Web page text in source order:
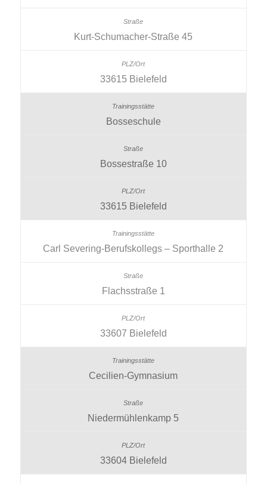
Kurt-Schumacher-Straße 45
33615 Bielefeld
Bosseschule
Bossestraße 10
33615 Bielefeld
Carl Severing-Berufskollegs – Sporthalle 2
Flachsstraße 1
33607 Bielefeld
Cecilien-Gymnasium
Niedermühlenkamp 5
33604 Bielefeld